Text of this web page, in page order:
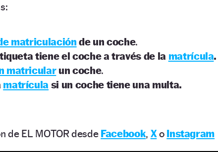
matriculación de un coche.
tiene el coche a través de la matrícula.
matricularun coche.
matrícula si un coche tiene una multa.
de EL MOTOR desde Facebook, Xo Instagram